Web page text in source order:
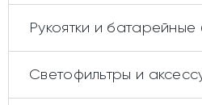
Рукоятки и батарейные
Светофильтры и